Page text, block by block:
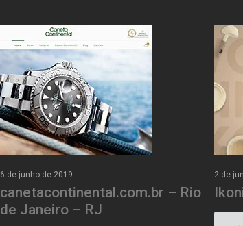
6 de junho de 2019
canetacontinental.com.br – Rio
de Janeiro – RJ
2 de